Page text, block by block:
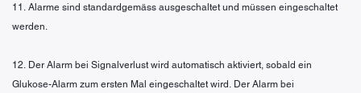
11. Alarme sind standardgemäss ausgeschaltet und müssen eingeschaltet
werden.
12. Der Alarm bei Signalverlust wird automatisch aktiviert, sobald ein
Glukose-Alarm zum ersten Mal eingeschaltet wird. Der Alarm bei